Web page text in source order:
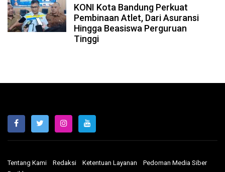
KONI Kota Bandung Perkuat
Pembinaan Atlet, Dari Asuransi
Hingga Beasiswa Perguruan
Tinggi
Tentang Kami Redaksi Ketentuan Layanan
Pedoman Media Siber